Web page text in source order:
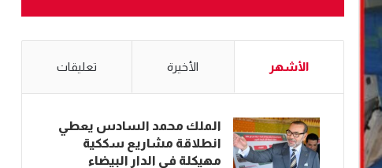
الأشهر الأخيرة تعليقات
الملك محمد السادس يعطي
انطلاقة مشاريع سككية
مهيكلة في الدار البيضاء